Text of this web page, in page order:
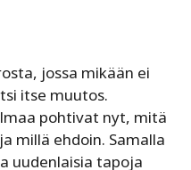
jossa mikään ei
itse muutos.
pohtivat nyt, mitä
millä ehdoin. Samalla
uudenlaisia tapoja